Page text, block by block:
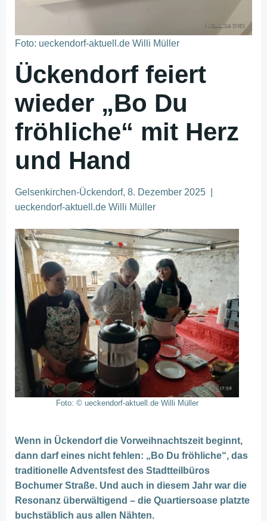
Foto: ueckendorf-aktuell.de Willi Müller
Ückendorf feiert
wieder „Bo Du
fröhliche“ mit Herz
und Hand
Gelsenkirchen-Ückendorf, 8. Dezember 2025 |
ueckendorf-aktuell.de Willi Müller
Foto: © ueckendorf-aktuell.de Willi Müller
Wenn in Ückendorf die Vorweihnachtszeit beginnt,
dann darf eines nicht fehlen: „Bo Du fröhliche“, das
traditionelle Adventsfest des Stadtteilbüros
Bochumer Straße. Und auch in diesem Jahr war die
Resonanz überwältigend – die Quartiersoase platzte
buchstäblich aus allen Nähten.